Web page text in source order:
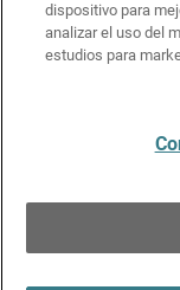
Política de
Kit de medios y
dispositivo para
analizar el uso del
estudios para